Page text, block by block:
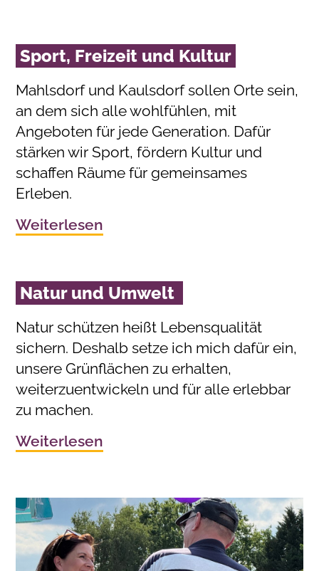
Sport, Freizeit und Kultur
Mahlsdorf und Kaulsdorf sollen Orte sein,
an dem sich alle wohlfühlen, mit
Angeboten für jede Generation. Dafür
stärken wir Sport, fördern Kultur und
schaffen Räume für gemeinsames
Erleben.
Weiterlesen
Natur und Umwelt
Natur schützen heißt Lebensqualität
sichern. Deshalb setze ich mich dafür ein,
unsere Grünflächen zu erhalten,
weiterzuentwickeln und für alle erlebbar
zu machen.
Weiterlesen